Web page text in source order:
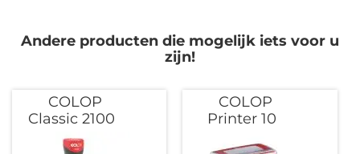
Andere producten die mogelijk iets voor u
zijn!
COLOP
Classic 2100
COLOP
Printer 10